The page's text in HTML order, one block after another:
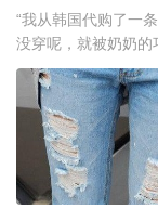
“我从韩国代购了一
没穿呢，就被奶奶的